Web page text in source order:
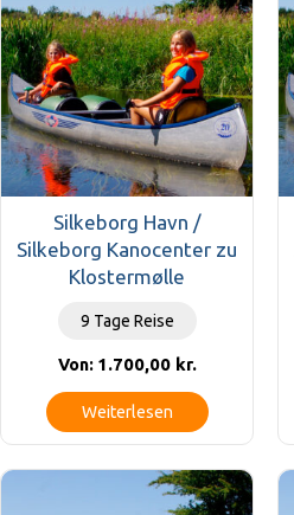
Silkeborg Havn /
Silkeborg Kanocenter zu
Klostermølle
9 Tage Reise
Von: 1.700,00 kr.
Weiterlesen